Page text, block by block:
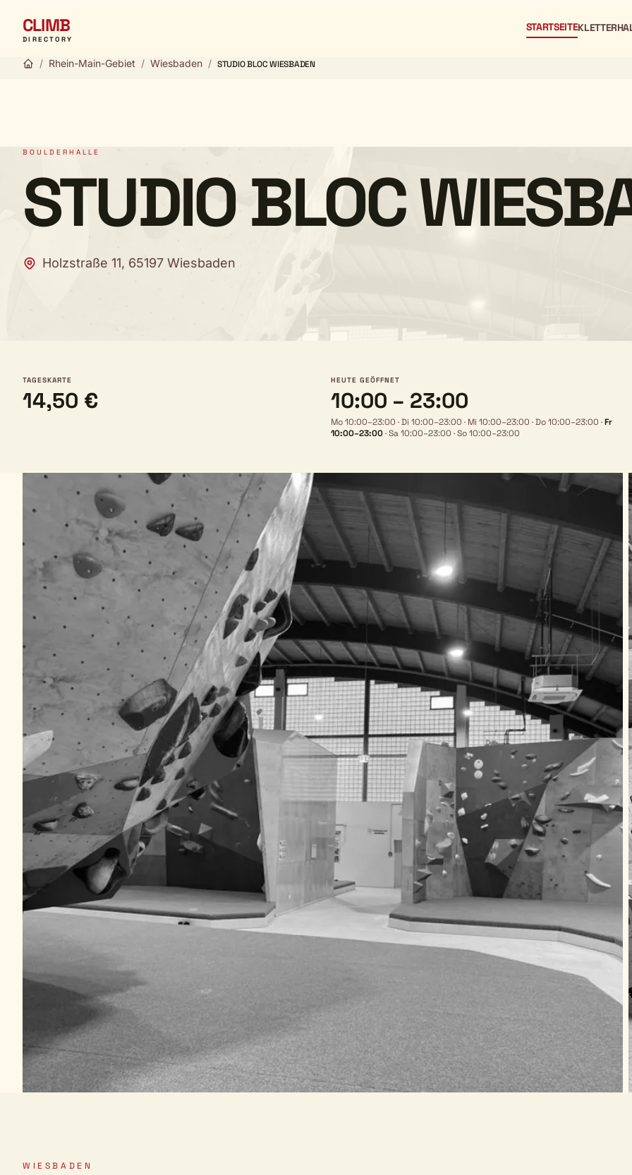
CLIMB
DIRECTORY
STARTSEITE
/ Rhein-Main-Gebiet / Wiesbaden / STUDIO BLOC WIESBADEN
BOULDERHALLE
STUDIO BLOC
Holzstraße 11, 65197 Wiesbaden
TAGESKARTE
14,50 €
HEUTE GEÖFFNET
10:00 – 23:00
Mo 10:00–23:00 ·Di 10:00–23:00 · Mi 10:00–23:00 ·Do 10:00–23:00 ·Fr
10:00–23:00·Sa 10:00–23:00 ·So 10:00–23:00
WIESBADEN